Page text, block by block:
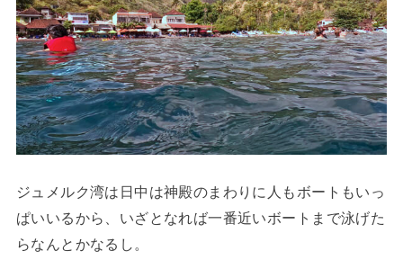
ジュメルク湾は日中は神殿のまわりに人もボートもいっ
ぱいいるから、いざとなれば一番近いボートまで泳げた
らなんとかなるし。